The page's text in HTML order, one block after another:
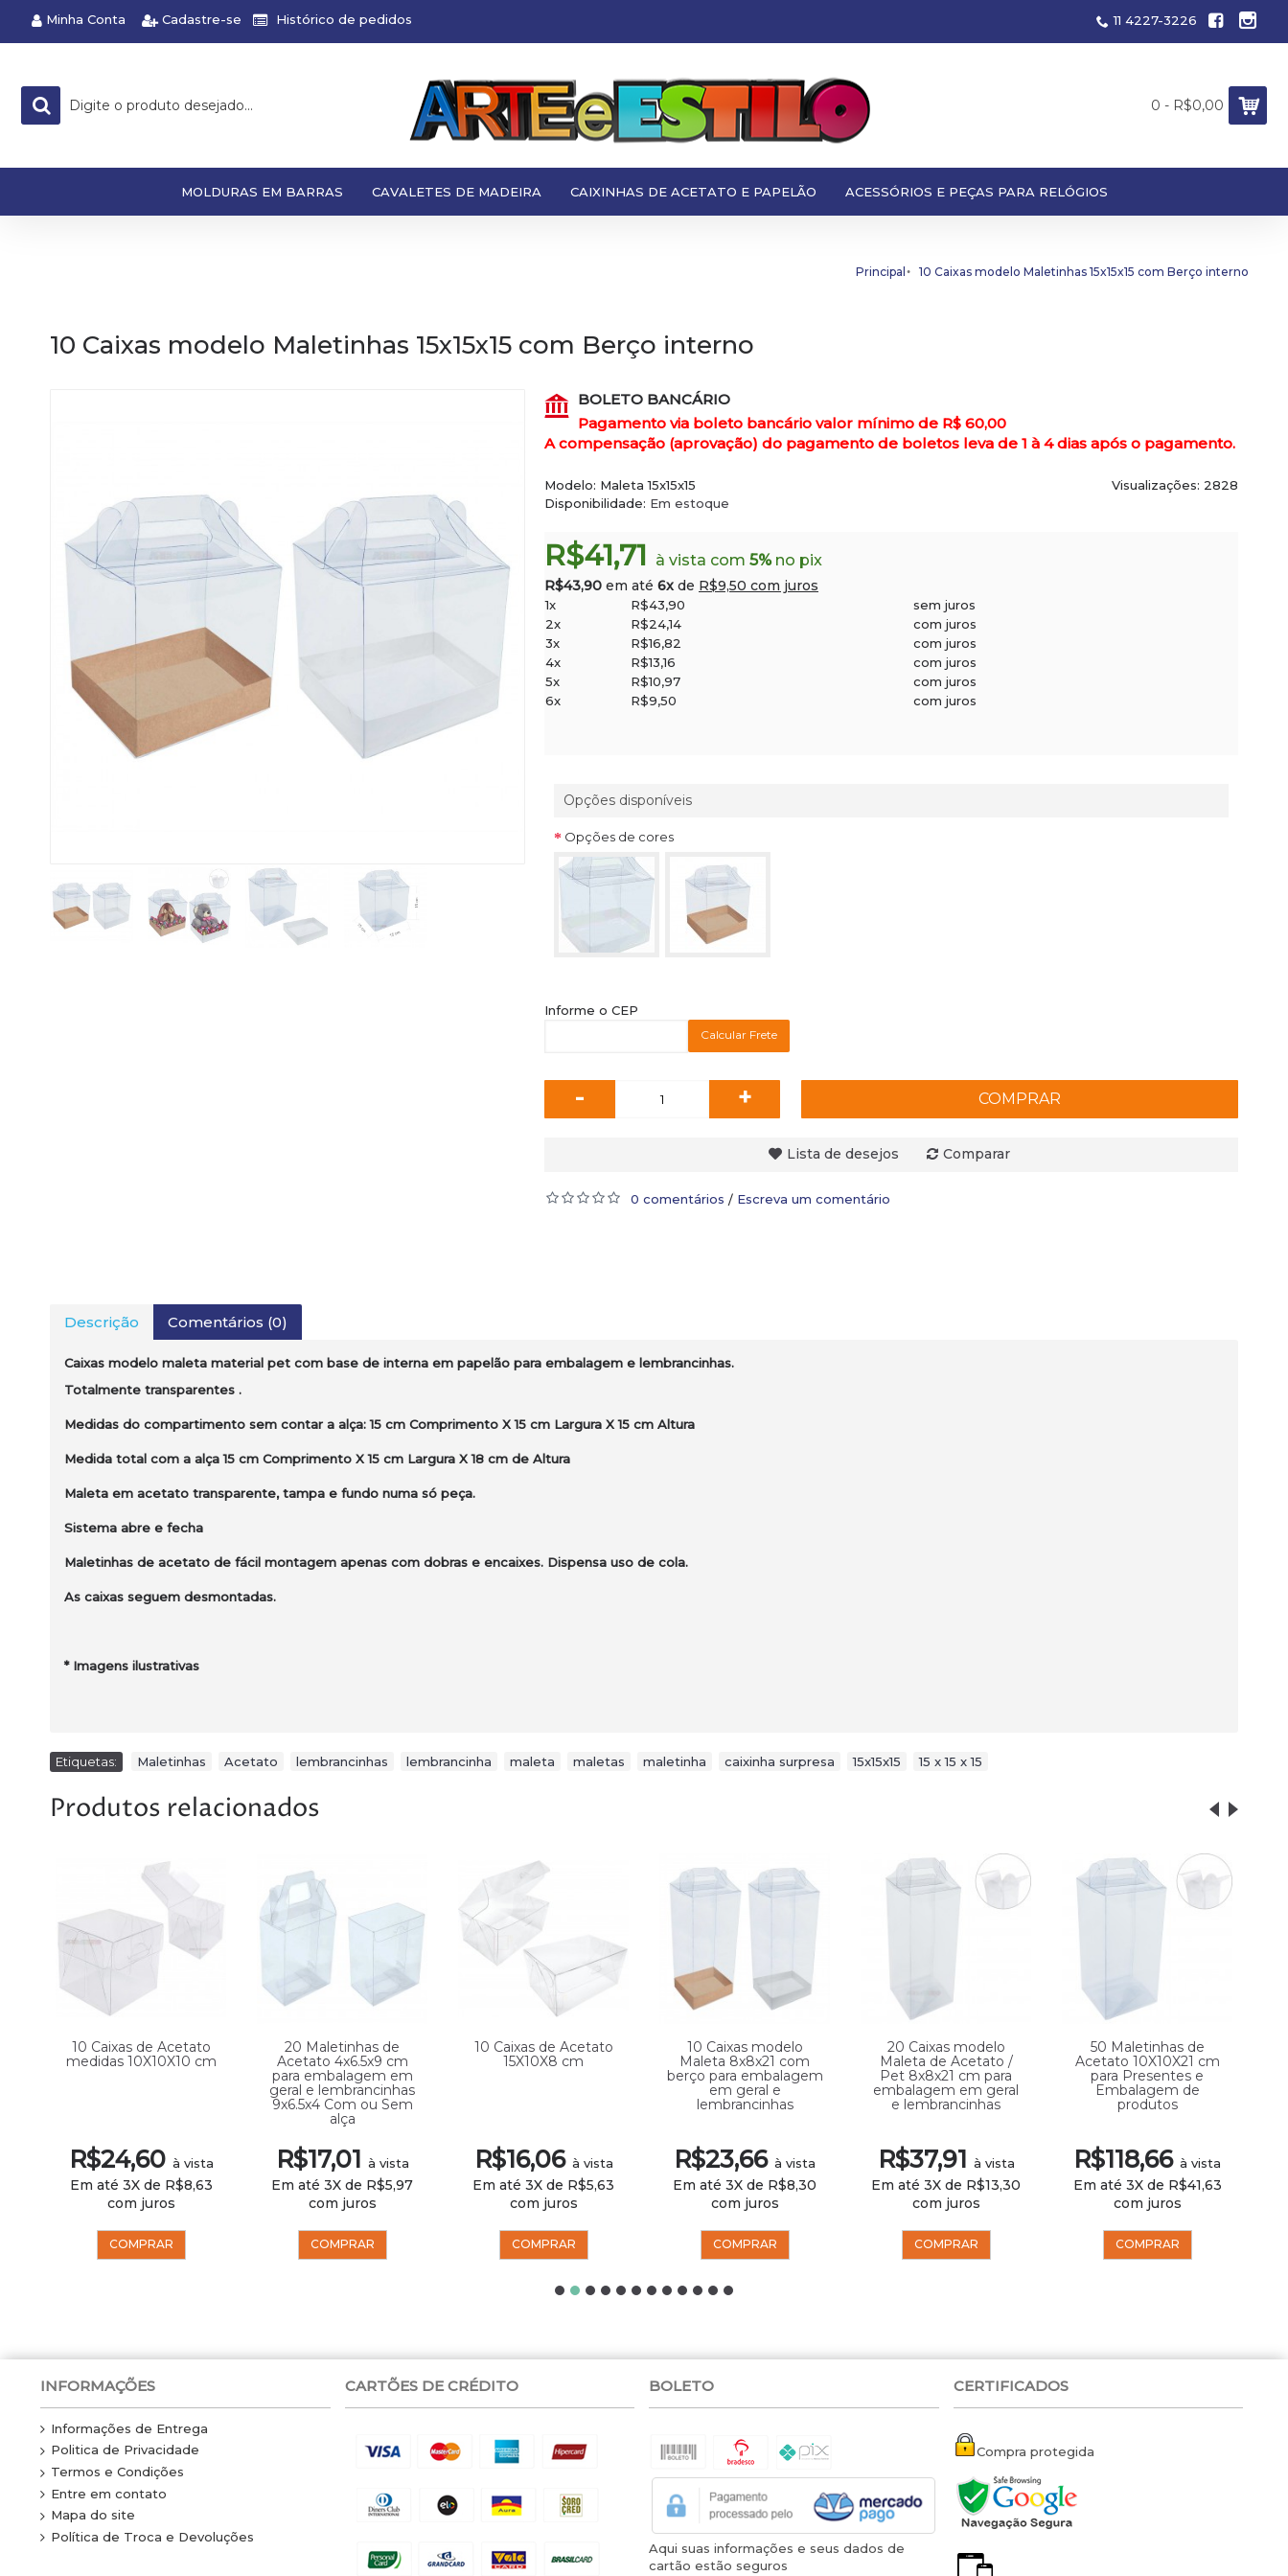
Minha Conta Cadastre-se Histórico de pedidos 11 4227-3226
0 - R$0,00
MOLDURAS EM BARRAS CAVALETES DE MADEIRA CAIXINHAS DE ACETATO E PAPELÃO ACESSÓRIOS E PEÇAS PARA RELÓGIOS
Principal 10 Caixas modelo Maletinhas 15x15x15 com Berço interno
10 Caixas modelo Maletinhas 15x15x15 com Berço interno
BOLETO BANCÁRIO
Pagamento via boleto bancário valor mínimo de R$ 60,00
A compensação (aprovação) do pagamento de boletos leva de 1 à 4 dias após o pagamento.
Visualizações: 2828
Modelo: Maleta 15x15x15
Disponibilidade: Em estoque
R$41,71 à vista com 5%no pix
R$43,90 em até 6x de R$9,50 com juros
1x R$43,90
sem juros
2x
R$24,14
com juros
3x
R$16,82
com juros
4x
R$13,16
com juros
5x
R$10,97
com juros
6x
R$9,50 com juros
Opções disponíveis
Opções de cores
Informe o CEP
Calcular Frete
- + COMPRAR
Lista de desejos Comparar
0 comentários / Escreva um comentário
Descrição Comentários (0)
Caixas modelo maleta material pet com base de interna em papelão para embalagem e lembrancinhas.
Totalmente transparentes .
Medidas do compartimento sem contar a alça: 15 cm Comprimento X 15 cm Largura X 15 cm Altura
Medida total com a alça 15 cm Comprimento X 15 cm Largura X 18 cm de Altura
Maleta em acetato transparente, tampa e fundo numa só peça.
Sistema abre e fecha
Maletinhas de acetato de fácil montagem apenas com dobras e encaixes. Dispensa uso de cola.
As caixas seguem desmontadas.
* Imagens ilustrativas
Etiquetas: Maletinhas Acetato lembrancinhas lembrancinha maleta maletas maletinha caixinha surpresa 15x15x15 15 x 15 x 15
Produtos relacionados
10 Caixas de Acetato
medidas 10X10X10 cm
R$24,60 à vista
Em até 3X de R$8,63
com juros
COMPRAR
20 Maletinhas de
Acetato 4x6.5x9 cm
para embalagem em
geral e lembrancinhas
9x6.5x4 Com ou Sem
alça
R$17,01 à vista
Em até 3X de R$5,97
com juros
COMPRAR
10 Caixas de Acetato
15X10X8 cm
R$16,06 à vista
Em até 3X de R$5,63
com juros
COMPRAR
10 Caixas modelo
Maleta 8x8x21 com
berço para embalagem
em geral e
lembrancinhas
R$23,66 à vista
Em até 3X de R$8,30
com juros
COMPRAR
20 Caixas modelo
Maleta de Acetato /
Pet 8x8x21 cm para
embalagem em geral
e lembrancinhas
R$37,91 à vista
Em até 3X de R$13,30
com juros
COMPRAR
50 Maletinhas de
Acetato 10X10X21 cm
para Presentes e
Embalagem de
produtos
R$118,66 à vista
Em até 3X de R$41,63
com juros
COMPRAR
INFORMAÇÕES
Informações de Entrega
Politica de Privacidade
Termos e Condições
Entre em contato
Mapa do site
Política de Troca e Devoluções
CARTÕES DE CRÉDITO BOLETO
Aqui suas informações e seus dados de
cartão estão seguros
CERTIFICADOS
Compra protegida